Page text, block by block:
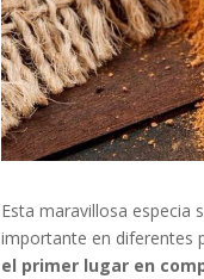
Esta maravillosa especia
importante en diferentes
el primer lugar en